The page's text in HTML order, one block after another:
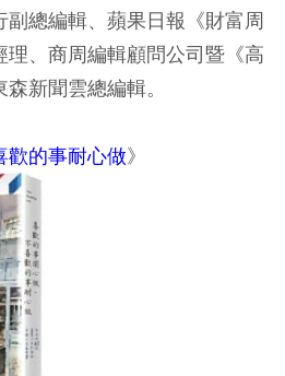
總編輯、蘋果日報《財富周
、商周編輯顧問公司暨《高
新聞雲總編輯。
歡的事耐心做》